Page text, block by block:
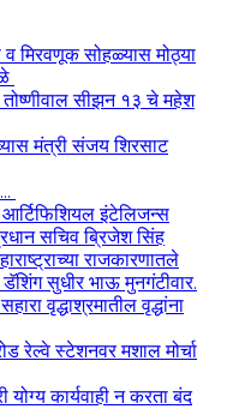
व मिरवणूक सोहळ्यास मोठ्या
सीझन १३ चे महेश
मंत्री संजय शिरसाट
आर्टिफिशियल इंटेलिजन्स
सचिव ब्रिजेश सिंह
राजकारणातले
सुधीर भाऊ मुनगंटीवार.
वृद्धाश्रमातील वृद्धांना
रेल्वे स्टेशनवर मशाल मोर्चा
योग्य कार्यवाही न करता बंद